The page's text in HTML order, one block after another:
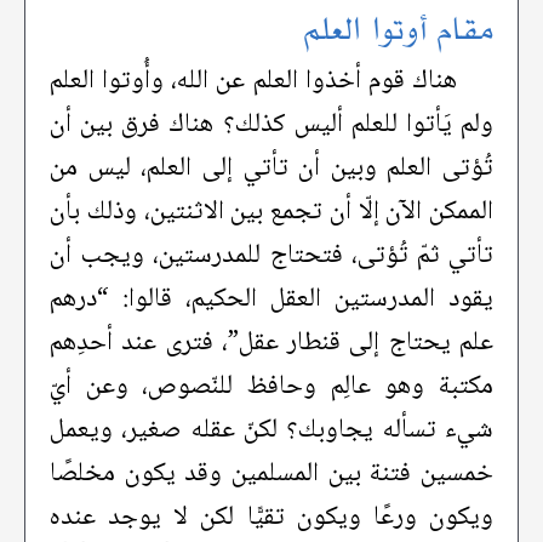
مقام أوتوا العلم
هناك قوم أخذوا العلم عن الله، وأُوتوا العلم
ولم يَأتوا للعلم أليس كذلك؟ هناك فرق بين أن
تُؤتى العلم وبين أن تأتي إلى العلم، ليس من
الممكن الآن إلّا أن تجمع بين الاثنتين، وذلك بأن
تأتي ثمّ تُؤتى، فتحتاج للمدرستين، ويجب أن
يقود المدرستين العقل الحكيم، قالوا: “درهم
علم يحتاج إلى قنطار عقل”، فترى عند أحدِهم
مكتبة وهو عالِم وحافظ للنّصوص، وعن أيّ
شيء تسأله يجاوبك؟ لكنّ عقله صغير، ويعمل
خمسين فتنة بين المسلمين وقد يكون مخلصًا
ويكون ورعًا ويكون تقيًّا لكن لا يوجد عنده